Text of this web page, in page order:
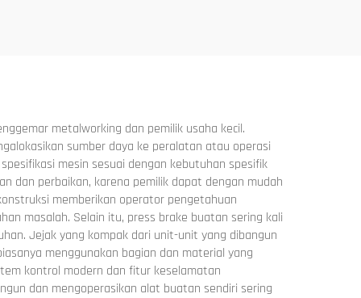
metalworking dan pemilik usaha kecil.
sumber daya ke peralatan atau operasi
mesin sesuai dengan kebutuhan spesifik
dan perbaikan, karena pemilik dapat dengan mudah
memberikan operator pengetahuan
masalah. Selain itu, press brake buatan sering kali
Jejak yang kompak dari unit-unit yang dibangun
menggunakan bagian dan material yang
kontrol modern dan fitur keselamatan
dan mengoperasikan alat buatan sendiri sering